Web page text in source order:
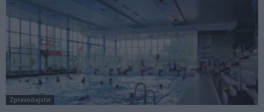
Zpravodajství